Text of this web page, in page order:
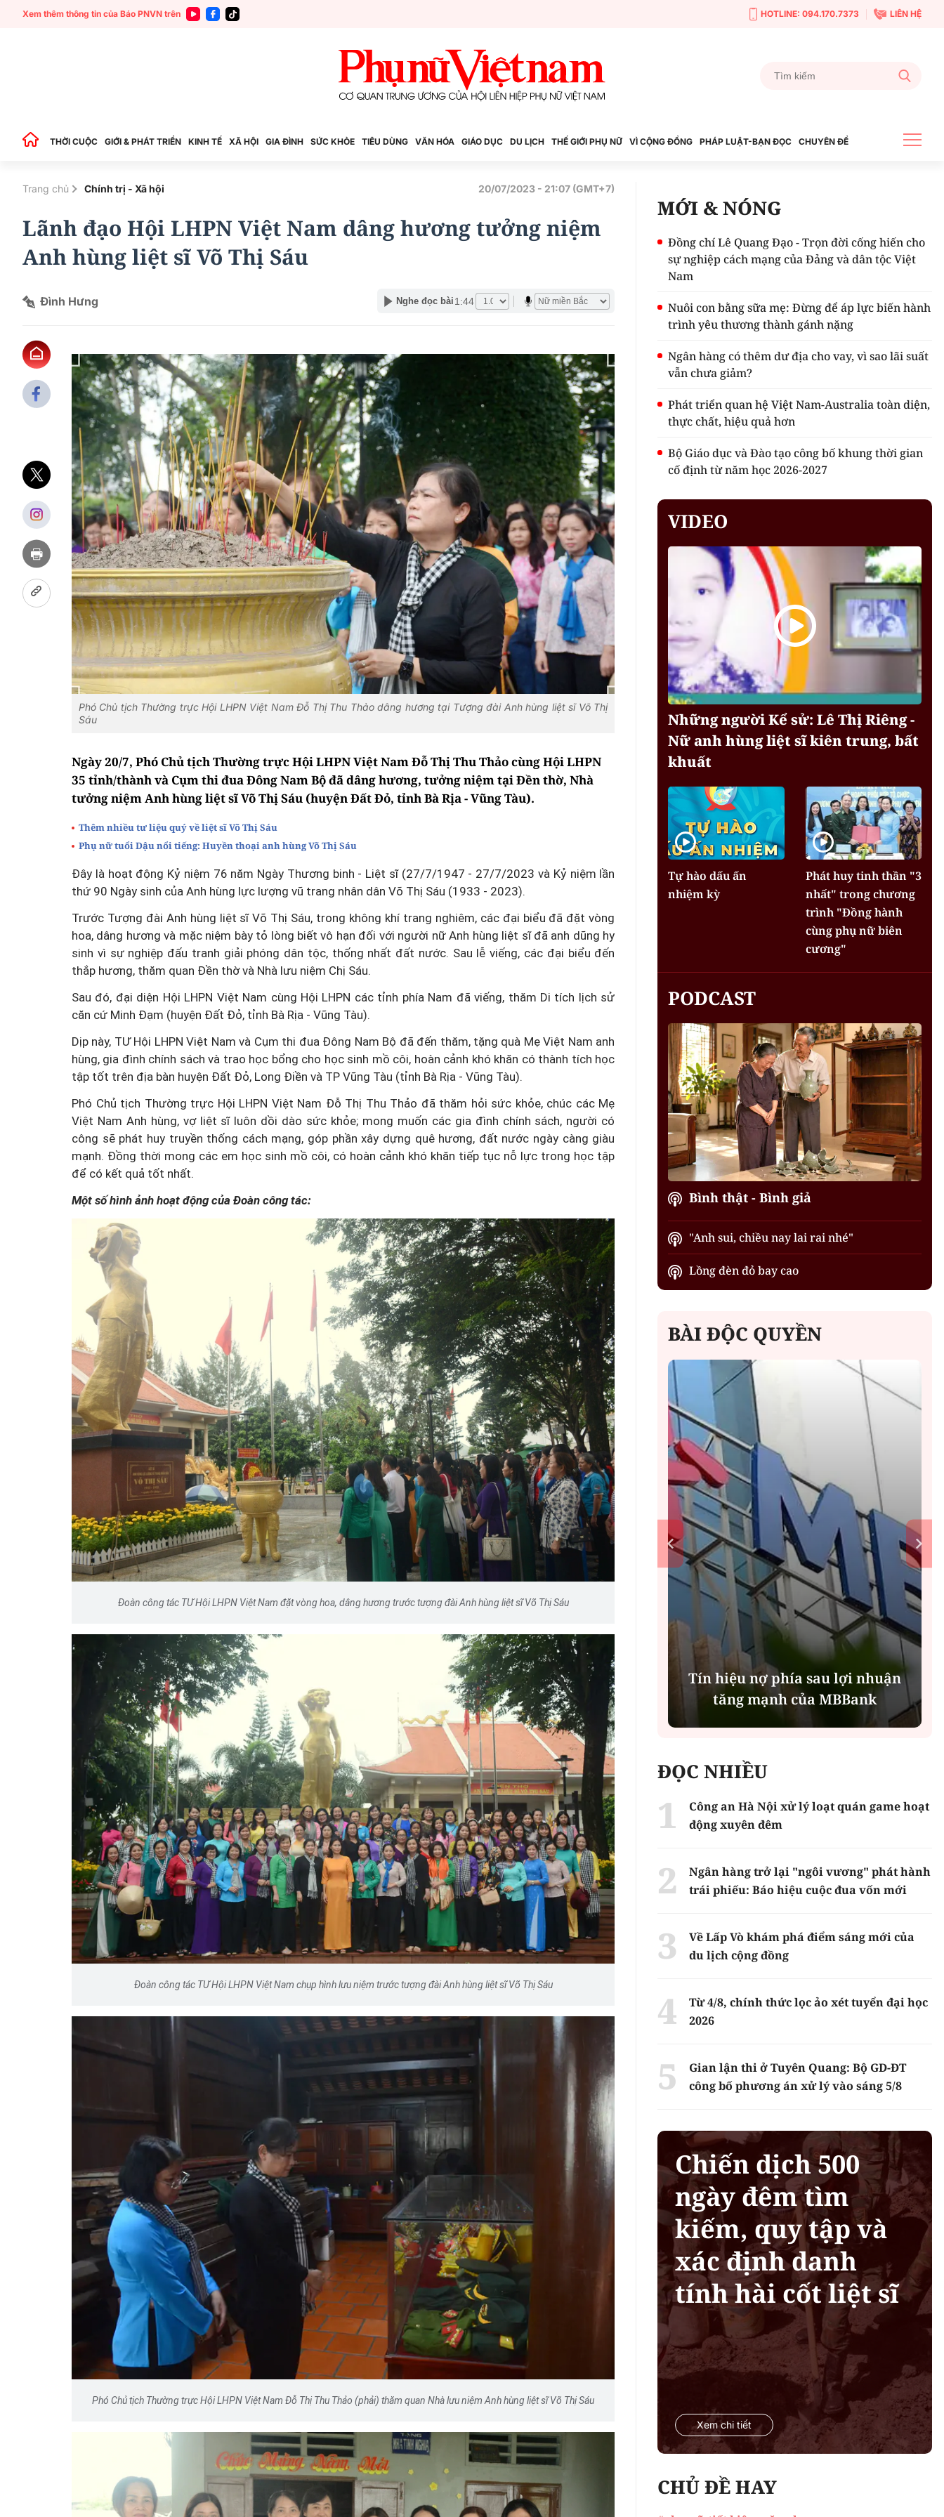
Xem thêm thông tin của Báo PNVN trên HOTLINE: 094.170.7373 LIÊN HỆ
THỜI CUỘC GIỚI & PHÁT TRIỂN KINH TẾ XÃ HỘI GIA ĐÌNH SỨC KHỎE TIÊU DÙNG VĂN HÓA GIÁO DỤC DU LỊCH THẾ GIỚI PHỤ NỮ VÌ CỘNG ĐỒNG PHÁP LUẬT-BẠN ĐỌC CHUYÊN ĐỀ
Trang chủ Chính trị - Xã hội 20/07/2023 - 21:07 (GMT+7)
Lãnh đạo Hội LHPN Việt Nam dâng hương tưởng niệm
Anh hùng liệt sĩ Võ Thị Sáu
Đình Hưng Nghe đọc bài 1:44
Phó Chủ tịch Thường trực Hội LHPN Việt Nam Đỗ Thị Thu Thảo dâng hương tại Tượng đài Anh hùng liệt sĩ Võ Thị
Sáu
Ngày 20/7, Phó Chủ tịch Thường trực Hội LHPN Việt Nam Đỗ Thị Thu Thảo cùng Hội LHPN
35 tỉnh/thành và Cụm thi đua Đông Nam Bộ đã dâng hương, tưởng niệm tại Đền thờ, Nhà
tưởng niệm Anh hùng liệt sĩ Võ Thị Sáu (huyện Đất Đỏ, tỉnh Bà Rịa - Vũng Tàu).
Thêm nhiều tư liệu quý về liệt sĩ Võ Thị Sáu
Phụ nữ tuổi Dậu nổi tiếng: Huyền thoại anh hùng Võ Thị Sáu
Đây là hoạt động Kỷ niệm 76 năm Ngày Thương binh - Liệt sĩ (27/7/1947 - 27/7/2023 và Kỷ niệm lần
thứ 90 Ngày sinh của Anh hùng lực lượng vũ trang nhân dân Võ Thị Sáu (1933 - 2023).
Trước Tượng đài Anh hùng liệt sĩ Võ Thị Sáu, trong không khí trang nghiêm, các đại biểu đã đặt vòng
hoa, dâng hương và mặc niệm bày tỏ lòng biết vô hạn đối với người nữ Anh hùng liệt sĩ đã anh dũng hy
sinh vì sự nghiệp đấu tranh giải phóng dân tộc, thống nhất đất nước. Sau lễ viếng, các đại biểu đến
thắp hương, thăm quan Đền thờ và Nhà lưu niệm Chị Sáu.
Sau đó, đại diện Hội LHPN Việt Nam cùng Hội LHPN các tỉnh phía Nam đã viếng, thăm Di tích lịch sử
căn cứ Minh Đạm (huyện Đất Đỏ, tỉnh Bà Rịa - Vũng Tàu).
Dịp này, TƯ Hội LHPN Việt Nam và Cụm thi đua Đông Nam Bộ đã đến thăm, tặng quà Mẹ Việt Nam anh
hùng, gia đình chính sách và trao học bổng cho học sinh mồ côi, hoàn cảnh khó khăn có thành tích học
tập tốt trên địa bàn huyện Đất Đỏ, Long Điền và TP Vũng Tàu (tỉnh Bà Rịa - Vũng Tàu).
Phó Chủ tịch Thường trực Hội LHPN Việt Nam Đỗ Thị Thu Thảo đã thăm hỏi sức khỏe, chúc các Mẹ
Việt Nam Anh hùng, vợ liệt sĩ luôn dồi dào sức khỏe; mong muốn các gia đình chính sách, người có
công sẽ phát huy truyền thống cách mạng, góp phần xây dựng quê hương, đất nước ngày càng giàu
mạnh. Đồng thời mong các em học sinh mồ côi, có hoàn cảnh khó khăn tiếp tục nỗ lực trong học tập
để có kết quả tốt nhất.
Một số hình ảnh hoạt động của Đoàn công tác:
Đoàn công tác TƯ Hội LHPN Việt Nam đặt vòng hoa, dâng hương trước tượng đài Anh hùng liệt sĩ Võ Thị Sáu
Đoàn công tác TƯ Hội LHPN Việt Nam chụp hình lưu niệm trước tượng đài Anh hùng liệt sĩ Võ Thị Sáu
Phó Chủ tịch Thường trực Hội LHPN Việt Nam Đỗ Thị Thu Thảo (phải) thăm quan Nhà lưu niệm Anh hùng liệt sĩ Võ Thị Sáu
MỚI & NÓNG
Đồng chí Lê Quang Đạo - Trọn đời cống hiến cho
sự nghiệp cách mạng của Đảng và dân tộc Việt
Nam
Nuôi con bằng sữa mẹ: Đừng để áp lực biến hành
trình yêu thương thành gánh nặng
Ngân hàng có thêm dư địa cho vay, vì sao lãi suất
vẫn chưa giảm?
Phát triển quan hệ Việt Nam-Australia toàn diện,
thực chất, hiệu quả hơn
Bộ Giáo dục và Đào tạo công bố khung thời gian
cố định từ năm học 2026-2027
VIDEO
Những người Kể sử: Lê Thị Riêng -
Nữ anh hùng liệt sĩ kiên trung, bất
khuất
Tự hào dấu ấn
nhiệm kỳ
Phát huy tinh thần "3
nhất" trong chương
trình "Đồng hành
cùng phụ nữ biên
cương"
PODCAST
Bình thật - Bình giả
"Anh sui, chiều nay lai rai nhé"
Lồng đèn đỏ bay cao
BÀI ĐỘC QUYỀN
Doanh nghiệp thủy sản cảnh báo
"điểm nghẽn" trong dự thảo Luật
An toàn thực phẩm
Chính sách hậu xuất khẩu lao
động: "Đi để trở về" và bài toán
lập nghiệp cho lao động nữ
Tín hiệu nợ phía sau lợi nhuận
tăng mạnh của MBBank
ĐỌC NHIỀU
Công an Hà Nội xử lý loạt quán game hoạt
động xuyên đêm
Ngân hàng trở lại "ngôi vương" phát hành
trái phiếu: Báo hiệu cuộc đua vốn mới
Về Lấp Vò khám phá điểm sáng mới của
du lịch cộng đồng
Từ 4/8, chính thức lọc ảo xét tuyển đại học
2026
Gian lận thi ở Tuyên Quang: Bộ GD-ĐT
công bố phương án xử lý vào sáng 5/8
Chiến dịch 500
ngày đêm tìm
kiếm, quy tập và
xác định danh
tính hài cốt liệt sĩ
Xem chi tiết
CHỦ ĐỀ HAY